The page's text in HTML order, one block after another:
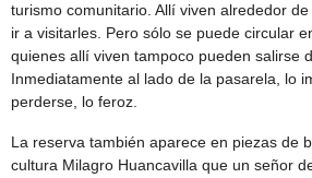
turismo comunitario. Allí viven alrededor
ir a visitarles. Pero sólo se puede circular
quienes allí viven tampoco pueden salirse
Inmediatamente al lado de la pasarela, lo
perderse, lo feroz.
La reserva también aparece en piezas de
cultura Milagro Huancavilla que un señor